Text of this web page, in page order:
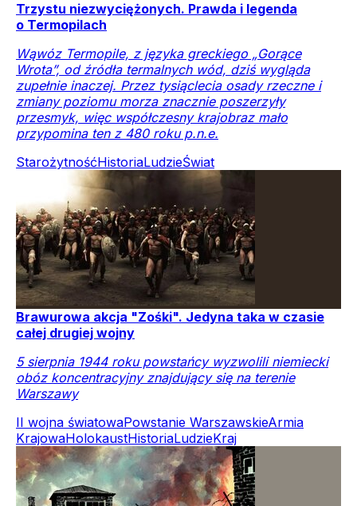
Trzystu niezwyciężonych. Prawda i legenda
o Termopilach
Wąwóz Termopile, z języka greckiego „Gorące
Wrota”, od źródła termalnych wód, dziś wygląda
zupełnie inaczej. Przez tysiąclecia osady rzeczne i
zmiany poziomu morza znacznie poszerzyły
przesmyk, więc współczesny krajobraz mało
przypomina ten z 480 roku p.n.e.
StarożytnośćHistoriaLudzieŚwiat
Brawurowa akcja "Zośki". Jedyna taka w czasie
całej drugiej wojny
5 sierpnia 1944 roku powstańcy wyzwolili niemiecki
obóz koncentracyjny znajdujący się na terenie
Warszawy
II wojna światowaPowstanie WarszawskieArmia
KrajowaHolokaustHistoriaLudzieKraj